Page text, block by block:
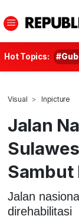
Hot Topics:
Visual Inpicture
Jalan
Sambut
Jalan
direhabilitasi